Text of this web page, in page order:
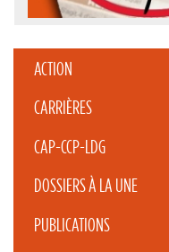
ACTION
CARRIÈRES
CAP-CCP-LDG
DOSSIERS À LA UNE
PUBLICATIONS